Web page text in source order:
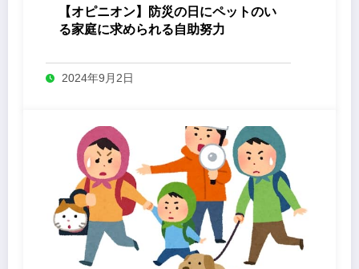
【オピニオン】防災の日にペットのい
る家庭に求められる自助努力
2024年9月2日